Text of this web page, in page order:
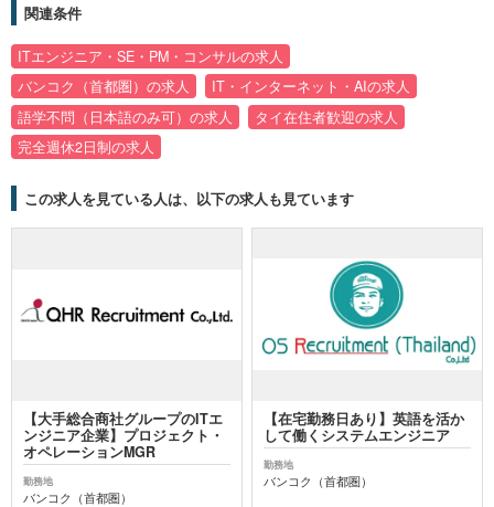
関連条件
ITエンジニア・SE・PM・コンサルの求人
バンコク（首都圏）の求人
IT・インターネット・AIの求人
語学不問（日本語のみ可）の求人
タイ在住者歓迎の求人
完全週休2日制の求人
この求人を見ている人は、以下の求人も見ています
【大手総合商社グループのITエ
ンジニア企業】プロジェクト・
オペレーションMGR
勤務地
バンコク（首都圏）
【在宅勤務日あり】英語を活か
して働くシステムエンジニア
勤務地
バンコク（首都圏）